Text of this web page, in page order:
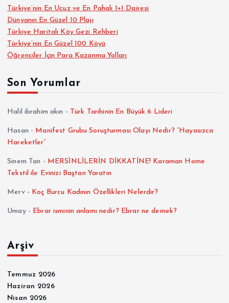
Türkiye’nin En Ucuz ve En Pahalı 1+1 Dairesi
Dünyanın En Güzel 10 Plajı
Türkiye Haritalı Köy Gezi Rehberi
Türkiye’nin En Güzel 100 Köyü
Öğrenciler İçin Para Kazanma Yolları
Son Yorumlar
Halil ibrahim akın - Türk Tarihinin En Büyük 6 Lideri
Hasan - Manifest Grubu Soruşturması Olayı Nedir? “Hayasızca
Hareketler”
Sinem Tan - MERSİNLİLERİN DİKKATİNE! Karaman Home
Tekstil ile Evinizi Baştan Yaratın
Merv- Koç Burcu Kadının Özellikleri Nelerdir?
Umay- Ebrar isminin anlamı nedir? Ebrar ne demek?
Arşiv
Temmuz 2026
Haziran 2026
Nisan 2026